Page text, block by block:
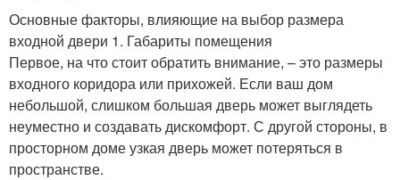
Основные факторы, влияющие на выбор размера
входной двери 1. Габариты помещения
Первое, на что стоит обратить внимание, – это размеры
входного коридора или прихожей. Если ваш дом
небольшой, слишком большая дверь может выглядеть
неуместно и создавать дискомфорт. С другой стороны, в
просторном доме узкая дверь может потеряться в
пространстве.